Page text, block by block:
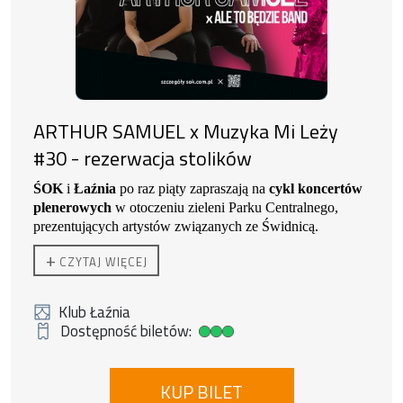
za granicą. Jego prace znajdują się w kolekcjach
prywatnych i publicznych w Europie, Chinach i
Stanach Zjednoczonych.
ARTHUR SAMUEL x Muzyka Mi Leży
#30 - rezerwacja stolików
ŚOK i Łaźnia po raz piąty zapraszają na cykl koncertów
plenerowych w otoczeniu zieleni Parku Centralnego,
prezentujących artystów związanych ze Świdnicą.
ARTHUR SAMUEL
+ CZYTAJ WIĘCEJ
Klub Łaźnia
Dostępność biletów:
Duża dostępność biletów
KUP BILET